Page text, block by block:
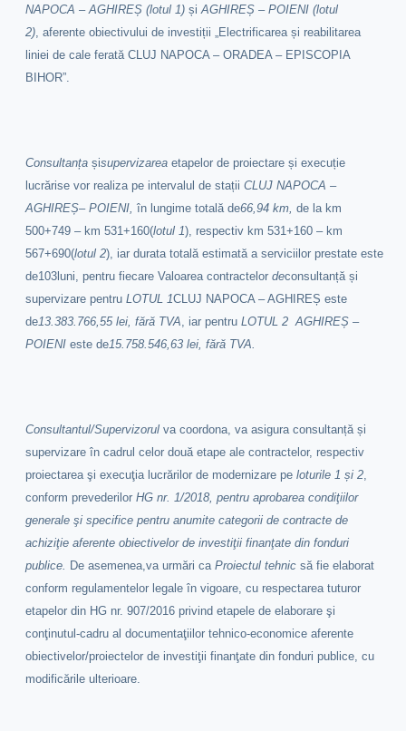
NAPOCA – AGHIREȘ (lotul 1) șiAGHIREȘ – POIENI (lotul
2),aferente obiectivului de investiții„Electrificarea și reabilitarea
liniei de cale ferată CLUJ NAPOCA – ORADEA – EPISCOPIA
BIHOR”.
Consultanțașisupervizarea etapelor de proiectare și execuție
lucrărise vor realiza pe intervalul de stațiiCLUJ NAPOCA –
AGHIREȘ–POIENI,în lungime totală de66,94 km,de la km
500+749 – km 531+160(lotul 1), respectiv km 531+160 – km
567+690(lotul 2), iar durata totală estimată a serviciilor prestate este
de103luni, pentru fiecare Valoarea contractelordeconsultanță și
supervizarepentruLOTUL 1CLUJ NAPOCA – AGHIREȘeste
de13.383.766,55 lei, fără TVA, iar pentruLOTUL 2 AGHIREȘ –
POIENIeste de15.758.546,63 lei, fără TVA.
Consultantul/Supervizorulva coordona, va asigura consultanță și
supervizare în cadrul celor două etape ale contractelor, respectiv
proiectarea şi execuţia lucrărilor de modernizare peloturile 1 și 2
conform prevederilorHG nr. 1/2018, pentru aprobarea condiţiilor
generale şi specifice pentru anumite categorii de contracte de
achiziţie aferente obiectivelor de investiţii finanţate din fonduri
publice.
De asemenea,va urmări caProiectul tehnic să fie elaborat
conform regulamentelor legale în vigoare, cu respectarea tuturor
etapelor din HG nr. 907/2016 privind etapele de elaborare şi
conţinutul-cadru al documentaţiilor tehnico-economice aferente
obiectivelor/proiectelor de investiţii finanţate din fonduri publice, cu
modificările ulterioare.